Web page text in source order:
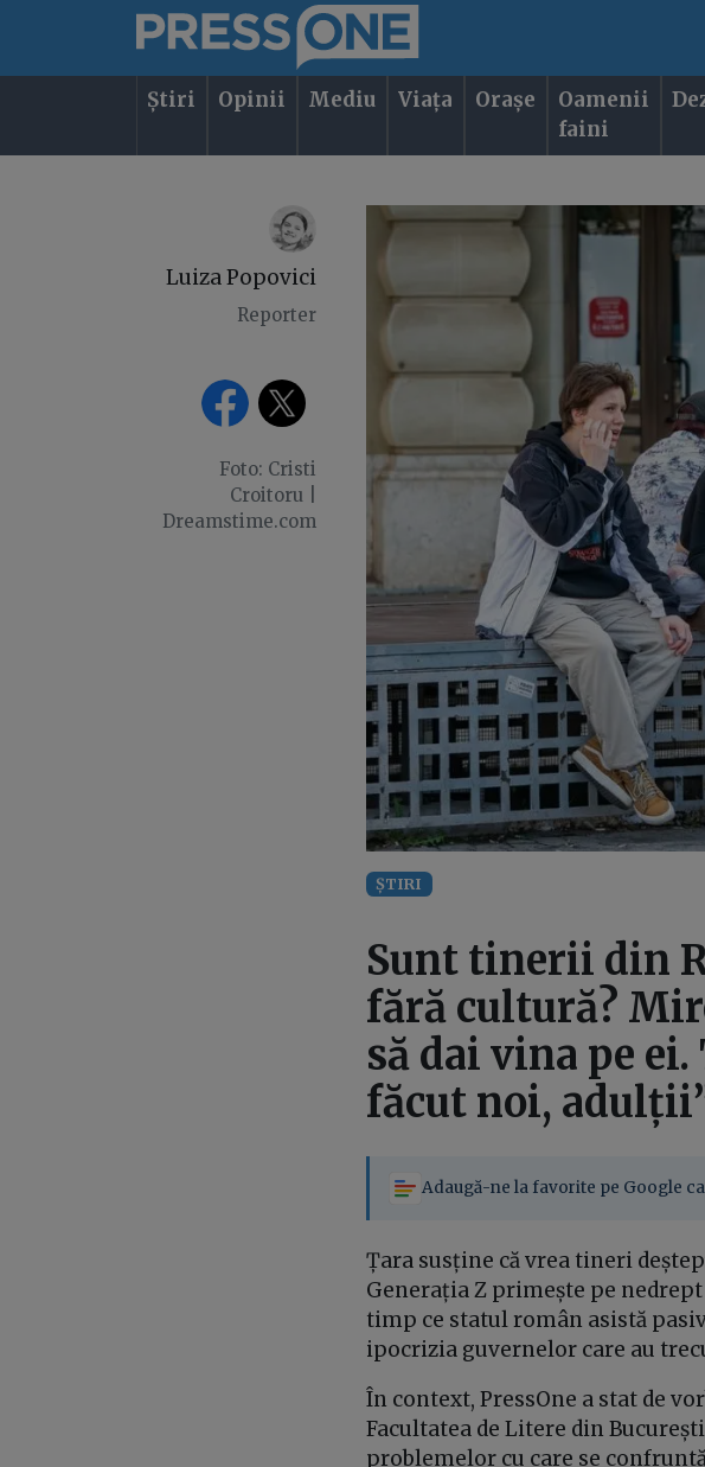
Știri Opinii Mediu Viața Orașe
Oamenii
faini
Luiza Popovici
Reporter
Foto: Cristi
Croitoru |
Dreamstime.com
ȘTIRI
Sunt tinerii din
fără cultură?
să dai vina pe
făcut noi,
Adaugă-ne la favorite pe Google
Țara susține că vrea tineri
Generația Z primește pe nedrept
timp ce statul român asistă
ipocrizia guvernelor care au
În context, PressOne a stat de
Facultatea de Litere din
problemelor cu care se